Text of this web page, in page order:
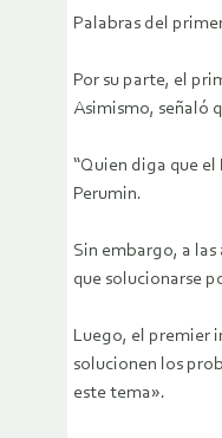
Palabras del
Por su parte, el
Asimismo, señaló
“Quien diga que
Perumin.
Sin embargo, a
que solucionarse
Luego, el premier
solucionen los
este tema».